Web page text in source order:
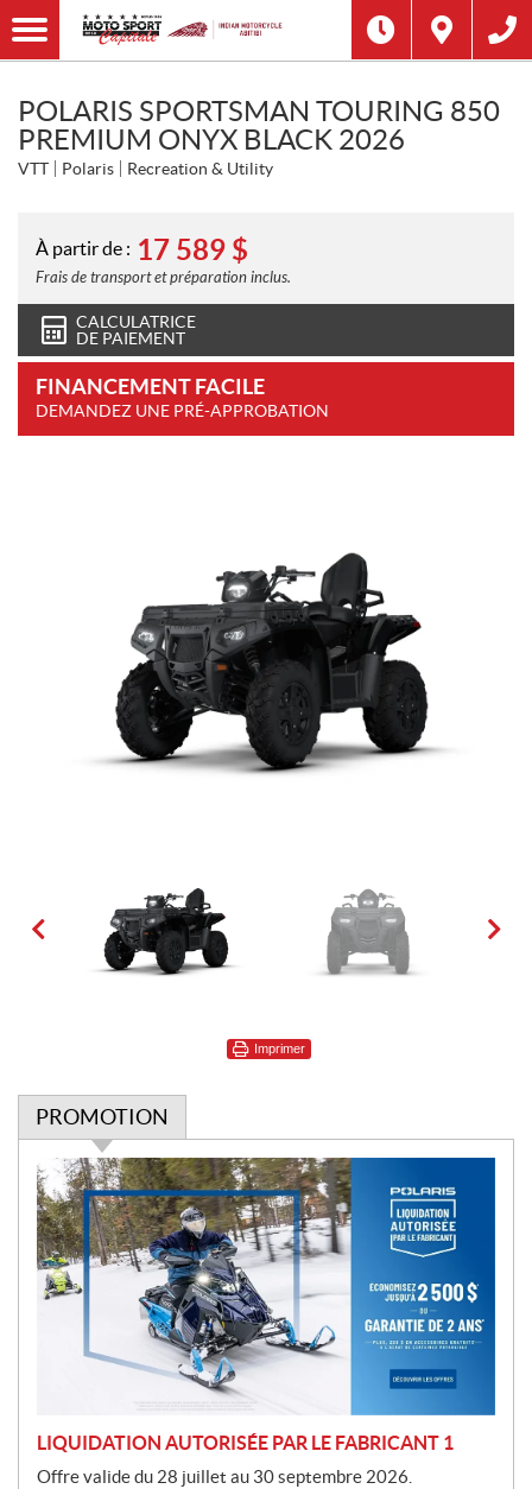
POLARIS SPORTSMAN TOURING 850
PREMIUM ONYX BLACK 2026
VTT Polaris Recreation & Utility
À partir de : 17 589 $
Frais de transport et préparation inclus.
CALCULATRICE
DE PAIEMENT
FINANCEMENT FACILE
DEMANDEZ UNE PRÉ-APPROBATION
Imprimer
PROMOTION
P
r
o
m
o
t
LIQUIDATION AUTORISÉE PAR LE FABRICANT 1
Offre valide du 28 juillet au 30 septembre 2026.